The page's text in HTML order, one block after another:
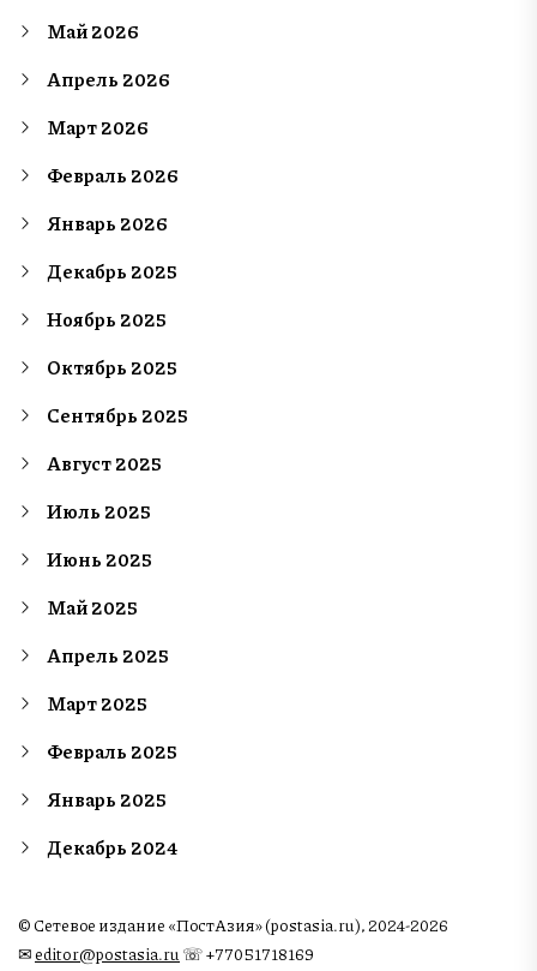
Май 2026
Апрель 2026
Март 2026
Февраль 2026
Январь 2026
Декабрь 2025
Ноябрь 2025
Октябрь 2025
Сентябрь 2025
Август 2025
Июль 2025
Июнь 2025
Май 2025
Апрель 2025
Март 2025
Февраль 2025
Январь 2025
Декабрь 2024
© Сетевое издание «ПостАзия» (postasia.ru), 2024-2026
✉︎editor@postasia.ru ☏ +77051718169